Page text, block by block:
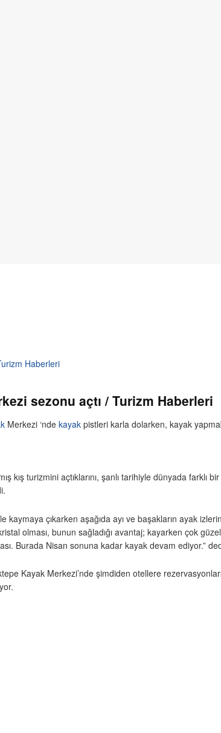
Haberleri
sezonu açtı / Turizm Haberleri
Merkezi ‘nde kayak pistleri karla dolarken, kayak
kış turizmini açtıklarını, şanlı tarihiyle dünyada farklı
kaymaya çıkarken aşağıda ayı ve başakların ayak
olması, bunun sağladığı avantaj; kayarken çok
Burada Nisan sonuna kadar kayak devam ediyor.”
Kayak Merkezi’nde şimdiden otellere